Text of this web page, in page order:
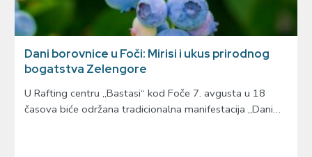
Dani borovnice u Foči: Mirisi i ukus prirodnog
bogatstva Zelengore
U Rafting centru „Bastasi“ kod Foče 7. avgusta u 18
časova biće održana tradicionalna manifestacija „Dani…